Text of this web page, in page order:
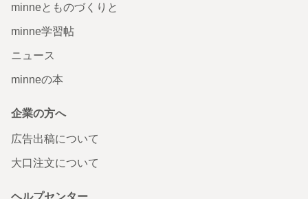
minneとものづくりと
minne学習帖
ニュース
minneの本
企業の方へ
広告出稿について
大口注文について
ヘルプセンター